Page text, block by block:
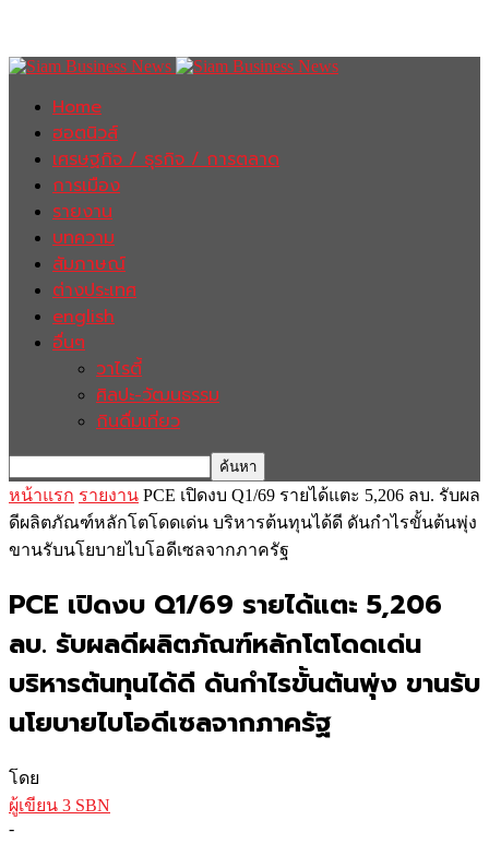
Home
ฮอตนิวส์
เศรษฐกิจ / ธุรกิจ / การตลาด
การเมือง
รายงาน
บทความ
สัมภาษณ์
ต่างประเทศ
english
อื่นๆ
วาไรตี้
ศิลปะ-วัฒนธรรม
กินดื่มเที่ยว
หน้าแรก รายงาน PCE เปิดงบ Q1/69 รายได้แตะ 5,206 ลบ. รับผล
ดีผลิตภัณฑ์หลักโตโดดเด่น บริหารต้นทุนได้ดี ดันกำไรขั้นต้นพุ่ง
ขานรับนโยบายไบโอดีเซลจากภาครัฐ
PCE เปิดงบ Q1/69 รายได้แตะ 5,206
ลบ. รับผลดีผลิตภัณฑ์หลักโตโดดเด่น
บริหารต้นทุนได้ดี ดันกำไรขั้นต้นพุ่ง ขานรับ
นโยบายไบโอดีเซลจากภาครัฐ
โดย
ผู้เขียน 3 SBN
-